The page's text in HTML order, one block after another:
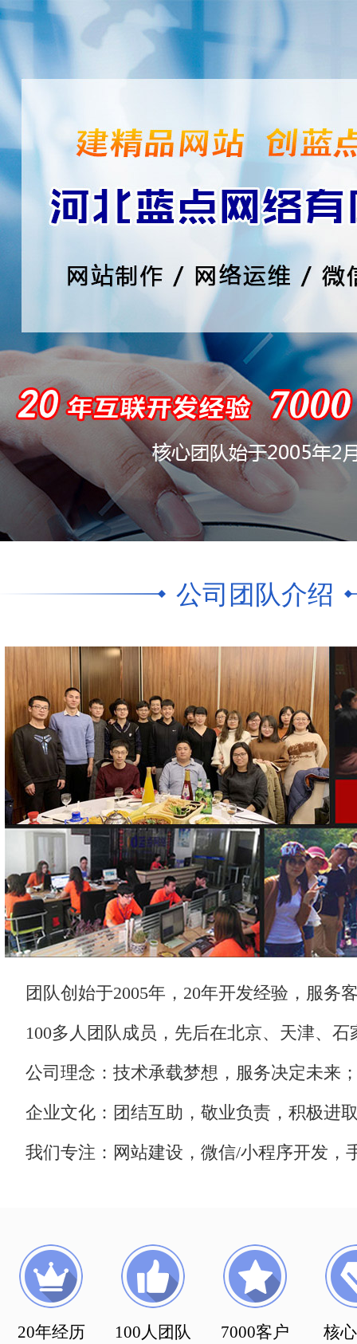
公司团队介绍
团队创始于2005年，20年开发经验，服务
100多人团队成员，先后在北京、天津、
公司理念：技术承载梦想，服务决定未来
企业文化：团结互助，敬业负责，积极进
我们专注：网站建设，微信/小程序开发，
20年经历 100人团队 7000客户 核